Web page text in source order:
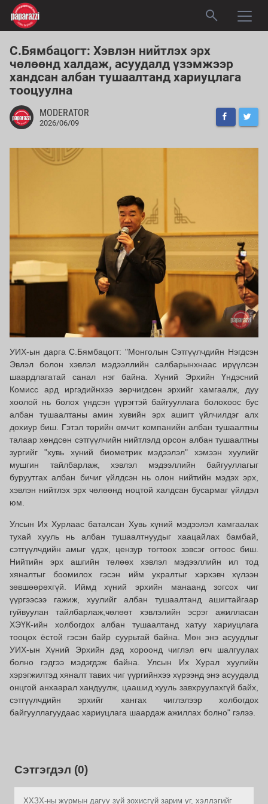
С.Бямбацогт: Хэвлэн нийтлэх эрх
чөлөөнд халдаж, асуудалд үзэмжээр
хандсан албан тушаалтанд хариуцлага
тооцуулна
MODERATOR
2026/06/09
УИХ-ын дарга С.Бямбацогт: "Монголын Сэтгүүлчдийн Нэгдсэн
Эвлэл болон хэвлэл мэдээллийн салбарынхнаас ирүүлсэн
шаардлагатай санал нэг байна. Хүний Эрхийн Үндэсний
Комисс ард иргэдийнхээ зөрчигдсөн эрхийг хамгаалж, дуу
хоолой нь болох үндсэн үүрэгтэй байгууллага болохоос бус
албан тушаалтаны амин хувийн эрх ашигт үйлчилдэг алх
дохиур биш. Гэтэл төрийн өмчит компанийн албан тушаалтны
талаар хөндсөн сэтгүүлчийн нийтлэлд орсон албан тушаалтны
зургийг "хувь хүний биометрик мэдээлэл" хэмээн хуулийг
мушгин тайлбарлаж, хэвлэл мэдээллийн байгууллагыг
буруутгах албан бичиг үйлдсэн нь олон нийтийн мэдэх эрх,
хэвлэн нийтлэх эрх чөлөөнд ноцтой халдсан бусармаг үйлдэл
юм.
Улсын Их Хурлаас баталсан Хувь хүний мэдээлэл хамгаалах
тухай хууль нь албан тушаалтнуудыг хаацайлах бамбай,
сэтгүүлчдийн амыг үдэх, цензур тогтоох зэвсэг огтоос биш.
Нийтийн эрх ашгийн төлөөх хэвлэл мэдээллийн ил тод
хяналтыг боомилох гэсэн ийм ухралтыг хэрхэвч хүлээн
зөвшөөрөхгүй. Иймд хүний эрхийн манаанд зогсох чиг
үүргээсээ гажиж, хуулийг албан тушаалтанд ашигтайгаар
гуйвуулан тайлбарлаж,чөлөөт хэвлэлийн эсрэг ажилласан
ХЭҮК-ийн холбогдох албан тушаалтанд хатуу хариуцлага
тооцох ёстой гэсэн байр суурьтай байна. Мөн энэ асуудлыг
УИХ-ын Хүний Эрхийн дэд хороонд чиглэл өгч шалгуулах
болно гэдгээ мэдэгдэж байна. Улсын Их Хурал хуулийн
хэрэгжилтэд хяналт тавих чиг үүргийнхээ хүрээнд энэ асуудалд
онцгой анхаарал хандуулж, цаашид хууль завхруулахгүй байх,
сэтгүүлчдийн эрхийг хангах чиглэлээр холбогдох
байгууллагуудаас хариуцлага шаардаж ажиллах болно" гэлээ.
Сэтгэгдэл (0)
ХХЗХ-ны журмын дагуу зүй зохисгүй зарим үг, хэллэгийг